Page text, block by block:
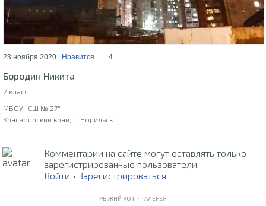
23 ноября 2020 | Нравится 4
Бородин Никита
2 класс
МБОУ "СШ № 27"
Красноярский край, г. Норильск
Комментарии на сайте могут оставлять только
зарегистрированные пользователи.
Войти •Зарегистрироваться
РЫЖИЙ КОТ • ГАЛЕРЕЯ